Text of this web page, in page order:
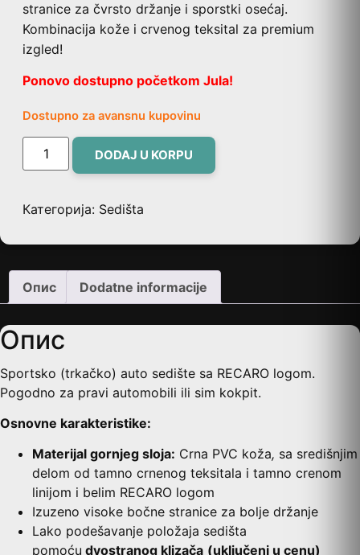
stranice za čvrsto držanje i sporstki osećaj.
Kombinacija kože i crvenog teksital za premium
izgled!
Ponovo dostupno početkom Jula!
Dostupno za avansnu kupovinu
DODAJ U KORPU
Категорија: Sedišta
Опис Dodatne informacije
Опис
Sportsko (trkačko) auto sedište sa RECARO logom.
Pogodno za pravi automobili ili sim kokpit.
Osnovne karakteristike:
Materijal gornjeg sloja: Crna PVC koža, sa središnjim
delom od tamno crnenog teksitala i tamno crenom
linijom i belim RECARO logom
Izuzeno visoke bočne stranice za bolje držanje
Lako podešavanje položaja sedišta
pomoću dvostranog klizača (uključeni u cenu)